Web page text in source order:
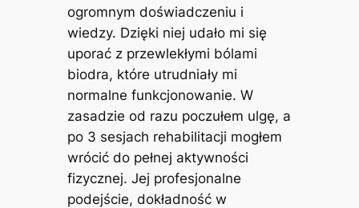
ogromnym doświadczeniu i
wiedzy. Dzięki niej udało mi się
uporać z przewlekłymi bólami
biodra, które utrudniały mi
normalne funkcjonowanie. W
zasadzie od razu poczułem ulgę, a
po 3 sesjach rehabilitacji mogłem
wrócić do pełnej aktywności
fizycznej. Jej profesjonalne
podejście, dokładność w